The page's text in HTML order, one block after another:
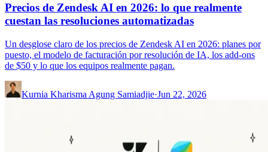
Precios de Zendesk AI en 2026: lo que realmente
cuestan las resoluciones automatizadas
Un desglose claro de los precios de Zendesk AI en 2026: planes por
puesto, el modelo de facturación por resolución de IA, los add-ons
de $50 y lo que los equipos realmente pagan.
Kurnia Kharisma Agung Samiadjie·Jun 22, 2026